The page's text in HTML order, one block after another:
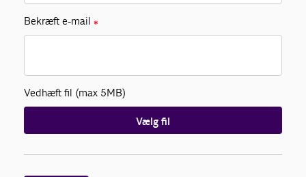
Bekræft e-mail ✱
Vedhæft fil (max 5MB)
Vælg fil